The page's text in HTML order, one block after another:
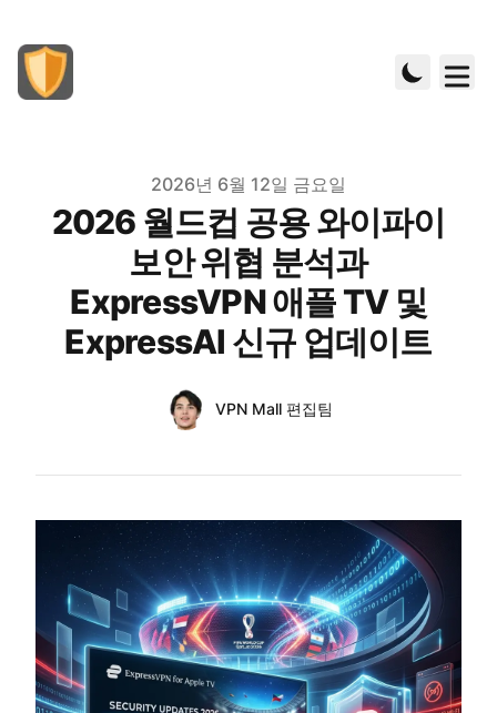
2026년 6월 12일 금요일
2026 월드컵 공용 와이파이
보안 위협 분석과
ExpressVPN 애플 TV 및
ExpressAI 신규 업데이트
Name
VPN Mall 편집팀